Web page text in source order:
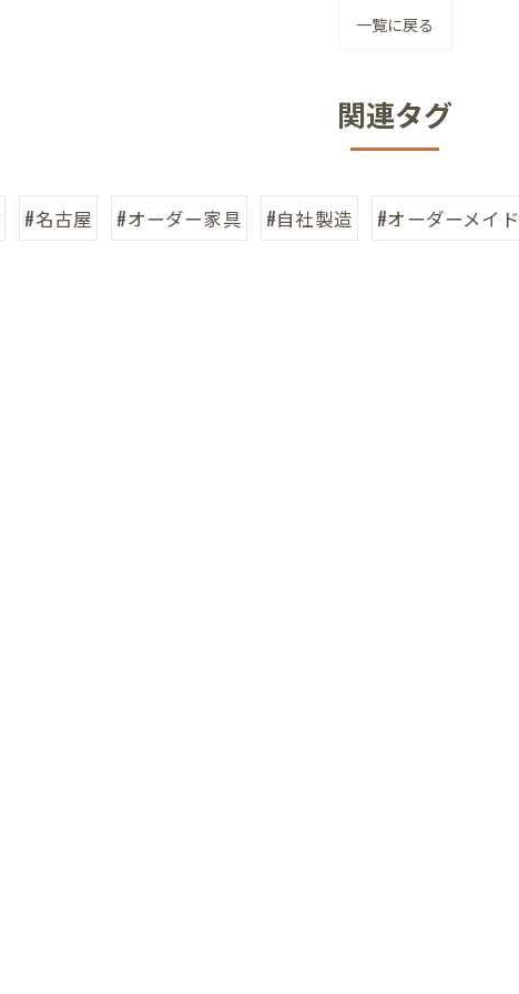
一覧に戻る
関連タグ
#名古屋 #オーダー家具 #自社製造 #オーダーメイド